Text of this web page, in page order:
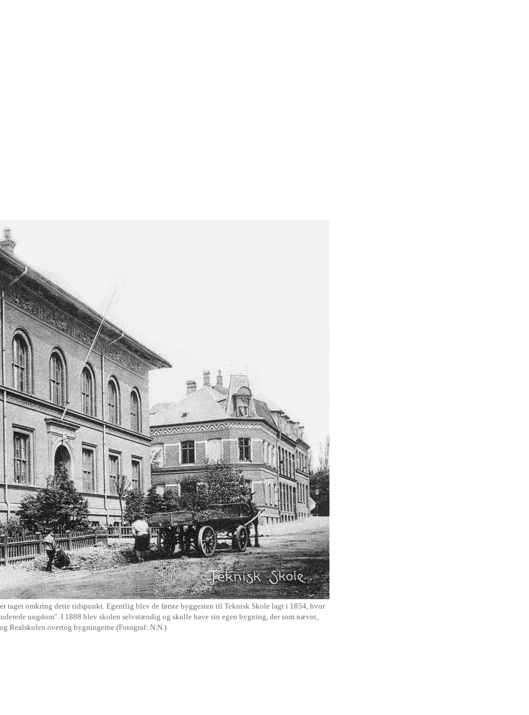
taget omkring dette tidspunkt. Egentlig blev de første byggesten til Teknisk Skole lagt i 1854, hvor
ungdom". I 1888 blev skolen selvstændig og skulle have sin egen bygning, der som nævnt,
Realskolen overtog bygningerne.(Fotograf: N.N.)